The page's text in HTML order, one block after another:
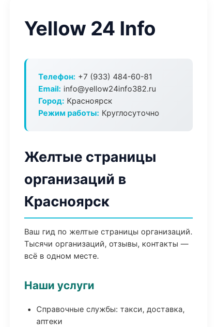
Yellow 24 Info
Телефон: +7 (933) 484-60-81
Email: info@yellow24info382.ru
Город: Красноярск
Режим работы: Круглосуточно
Желтые страницы
организаций в
Красноярск
Ваш гид по желтые страницы организаций.
Тысячи организаций, отзывы, контакты —
всё в одном месте.
Наши услуги
Справочные службы: такси, доставка,
аптеки